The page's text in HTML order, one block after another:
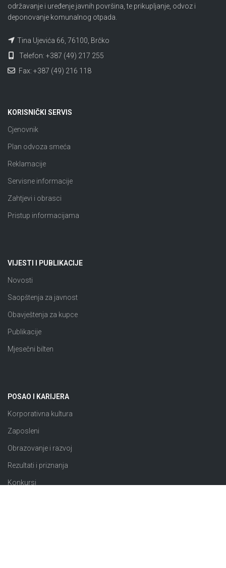
održavanje i uređenje javnih površina, te prikupljanje, odvoz i
deponovanje komunalnog otpada.
Tina Ujevića 66, 76100, Brčko
Telefon: +387 (49) 217 255
Fax: +387 (49) 216 118
KORISNIČKI SERVIS
Cjenovnik
Plan odvoza smeća
Reklamacije
Servisne informacije
Zahtjevi i obrasci
Pristup informacijama
VIJESTI I PUBLIKACIJE
Novosti
Saopštenja za javnost
Obavještenja za kupce
Publikacije
Mjesečni bilten
POSAO I KARIJERA
Korporativna kultura
Zaposleni
Obrazovanje i razvoj
Rezultati i priznanja
Konkursi